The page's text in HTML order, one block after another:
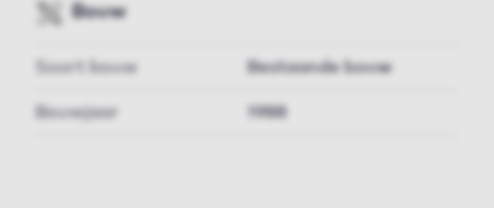
Bouw
Soort bouw Bestaande bouw
Bouwjaar 1988